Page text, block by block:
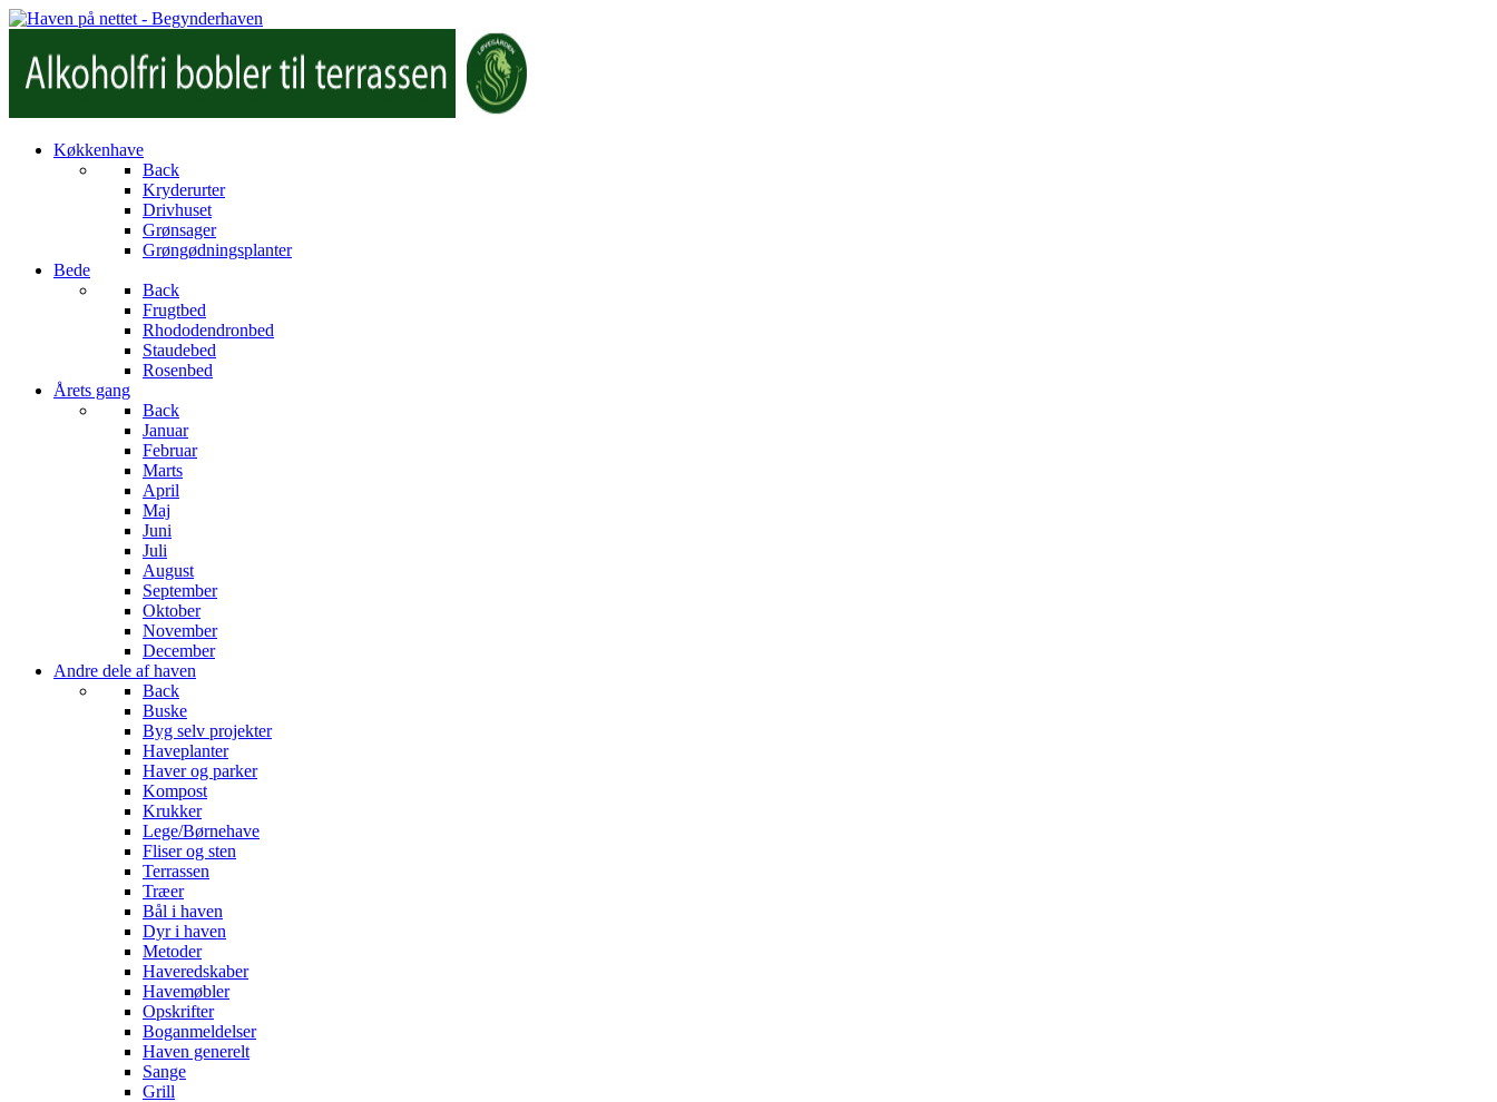
Køkkenhave
Back
Kryderurter
Drivhuset
Grønsager
Grøngødningsplanter
Bede
Back
Frugtbed
Rhododendronbed
Staudebed
Rosenbed
Årets gang
Back
Januar
Februar
Marts
April
Maj
Juni
Juli
August
September
Oktober
November
December
Andre dele af haven
Back
Buske
Byg selv projekter
Haveplanter
Haver og parker
Kompost
Krukker
Lege/Børnehave
Fliser og sten
Terrassen
Træer
Bål i haven
Dyr i haven
Metoder
Haveredskaber
Havemøbler
Opskrifter
Boganmeldelser
Haven generelt
Sange
Grill